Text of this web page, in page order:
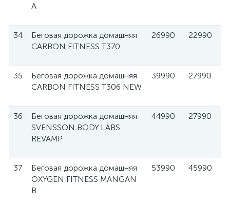
A
34
Беговая дорожка домашняя
CARBON FITNESS T370
26990 22990
35
Беговая дорожка домашняя
CARBON FITNESS T306 NEW
39990 27990
36
Беговая дорожка домашняя
SVENSSON BODY LABS
REVAMP
44990 27990
37
Беговая дорожка домашняя
OXYGEN FITNESS MANGAN
B
53990 45990